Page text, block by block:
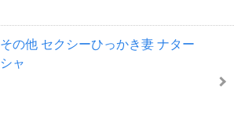
その他 セクシーひっかき妻 ナター
シャ